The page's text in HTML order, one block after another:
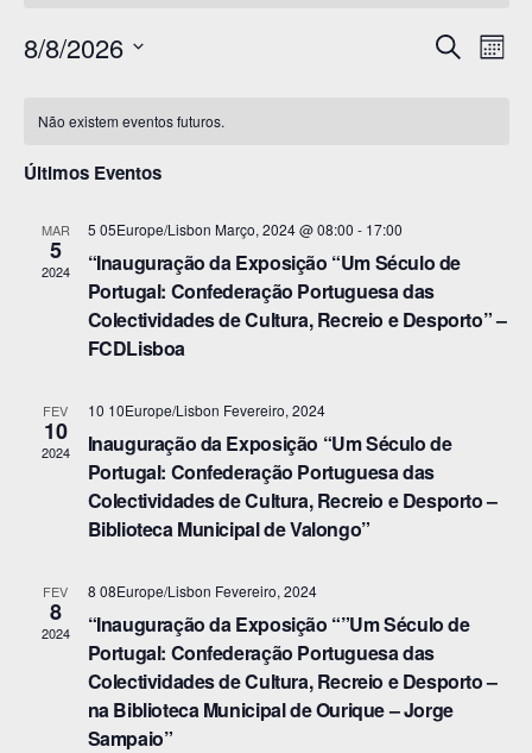
Navegação
de
Pesquisar
Mês
8/8/2026
data.
Eventos
Não existem eventos futuros.
Últimos Eventos
MAR
5
2024
5 05Europe/Lisbon Março, 2024 @ 08:00 - 17:00
“Inauguração da Exposição “Um Século de
Portugal: Confederação Portuguesa das
Colectividades de Cultura, Recreio e Desporto” –
FCDLisboa
FEV
10
2024
10 10Europe/Lisbon Fevereiro, 2024
Inauguração da Exposição “Um Século de
Portugal: Confederação Portuguesa das
Colectividades de Cultura, Recreio e Desporto –
Biblioteca Municipal de Valongo”
FEV
8
2024
8 08Europe/Lisbon Fevereiro, 2024
“Inauguração da Exposição “”Um Século de
Portugal: Confederação Portuguesa das
Colectividades de Cultura, Recreio e Desporto –
na Biblioteca Municipal de Ourique – Jorge
Sampaio”